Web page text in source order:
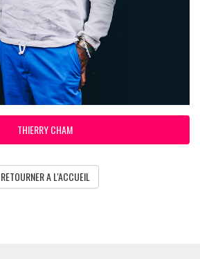
THIERRY CHAM
RETOURNER A L'ACCUEIL